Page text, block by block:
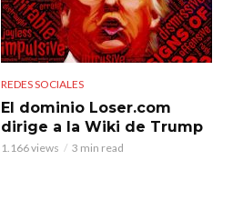
REDES SOCIALES
El dominio Loser.com
dirige a la Wiki de Trump
1.166 views 3 min read